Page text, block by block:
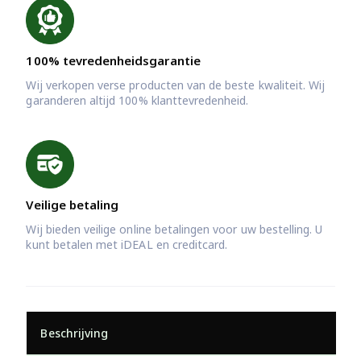
100% tevredenheidsgarantie
Wij verkopen verse producten van de beste kwaliteit. Wij
garanderen altijd 100% klanttevredenheid.
Veilige betaling
Wij bieden veilige online betalingen voor uw bestelling. U
kunt betalen met iDEAL en creditcard.
Beschrijving